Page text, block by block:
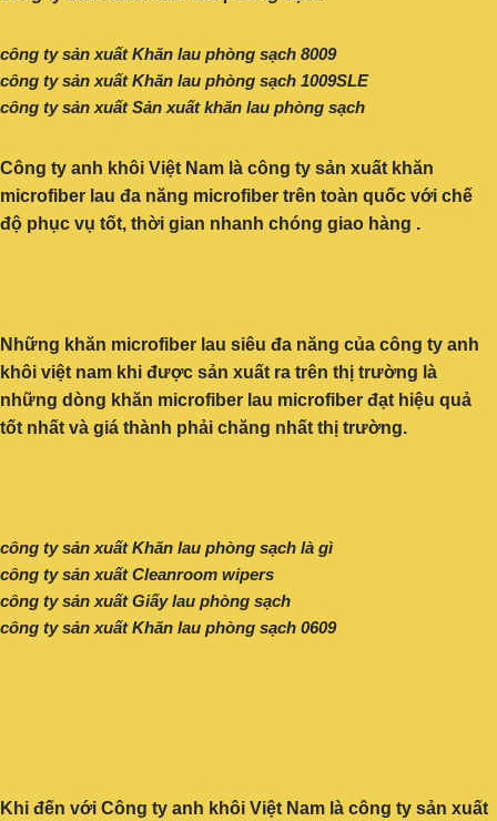
công ty sản xuất Khăn lau phòng sạch 8009
công ty sản xuất Khăn lau phòng sạch 1009SLE
công ty sản xuất Sản xuất khăn lau phòng sạch
Công ty anh khôi Việt Nam là công ty sản xuất khăn
microfiber lau đa năng microfiber trên toàn quốc với chế
độ phục vụ tốt, thời gian nhanh chóng giao hàng .
Những khăn microfiber lau siêu đa năng của công ty anh
khôi việt nam khi được sản xuất ra trên thị trường là
những dòng khăn microfiber lau microfiber đạt hiệu quả
tốt nhất và giá thành phải chăng nhất thị trường.
công ty sản xuất Khăn lau phòng sạch là gì
công ty sản xuất Cleanroom wipers
công ty sản xuất Giấy lau phòng sạch
công ty sản xuất Khăn lau phòng sạch 0609
Khi đến với Công ty anh khôi Việt Nam là công ty sản xuất